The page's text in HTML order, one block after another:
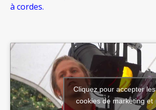
à cordes.
Cliquez pour accepter les
cookies de marketing et